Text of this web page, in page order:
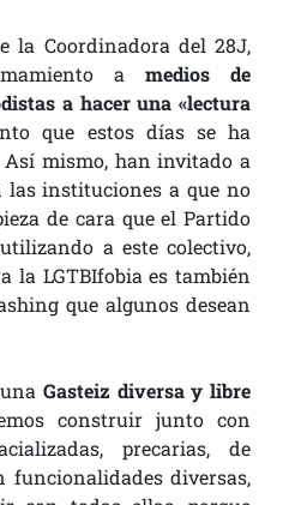
la Coordinadora del 28J,
amedios de
a hacer una «lectura
que estos días se ha
mismo, han invitado a
las instituciones a que no
de cara que el Partido
a este colectivo,
la LGTBIfobia es también
que algunos desean
Gasteiz diversa y libre
construir junto con
precarias, de
funcionalidades diversas,